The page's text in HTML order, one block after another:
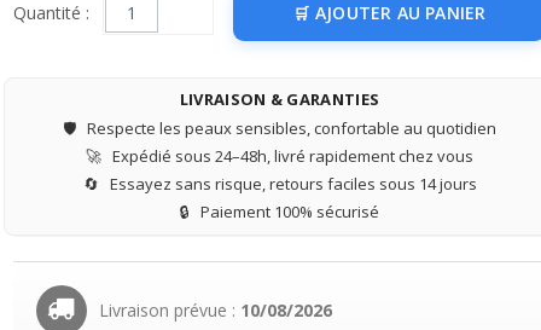
Quantité : AJOUTER AU PANIER
LIVRAISON & GARANTIES
🛡️ Respecte les peaux sensibles, confortable au quotidien
🚀 Expédié sous 24–48h, livré rapidement chez vous
🔄 Essayez sans risque, retours faciles sous 14 jours
🔒 Paiement 100% sécurisé
Livraison prévue : 10/08/2026